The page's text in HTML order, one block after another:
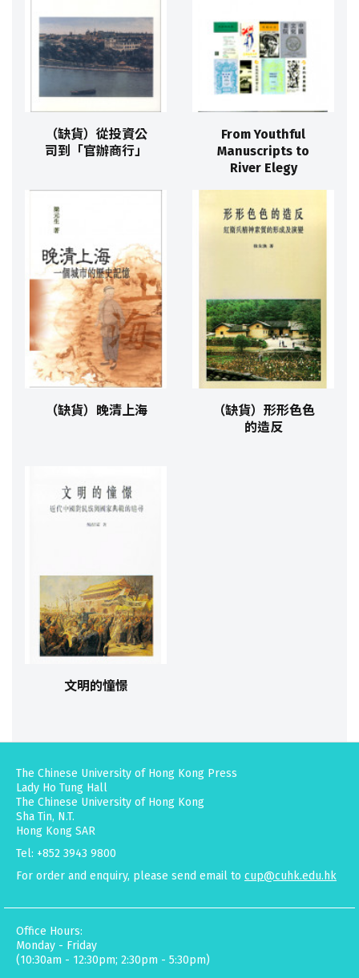
（缺貨）從投資公
司到「官辦商行」
From Youthful
Manuscripts to
River Elegy
（缺貨）晚清上海
（缺貨）形形色色
的造反
文明的憧憬
The Chinese University of Hong Kong Press
Lady Ho Tung Hall
The Chinese University of Hong Kong
Sha Tin, N.T.
Hong Kong SAR
Tel: +852 3943 9800
For order and enquiry, please send email to cup@cuhk.edu.hk
Office Hours:
Monday - Friday
(10:30am - 12:30pm; 2:30pm - 5:30pm)